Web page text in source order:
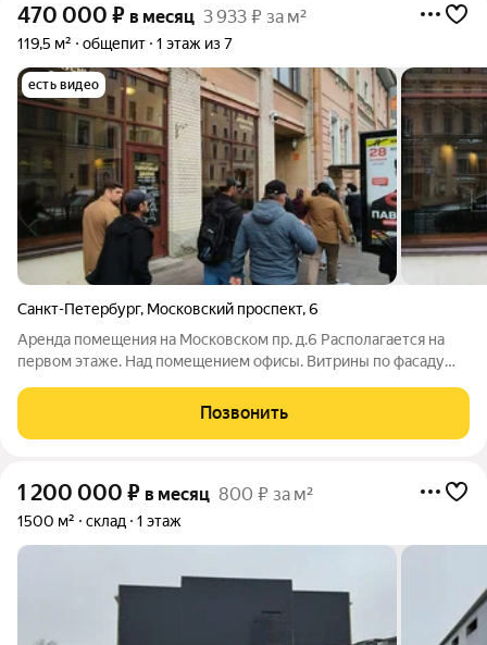
470 000 ₽ в месяц 3 933 ₽ за м²
119,5 м² общепит 1 этаж из 7
есть видео
Санкт-Петербург, Московский проспект,6
Аренда помещения на Московском пр. д.6 Располагается на
первом этаже. Над помещением офисы. Витрины по фасаду
Приточно-вытяжная вентиляция (свеча) Общая площадь - 119,5
Позвонить
1 200 000 ₽ в месяц 800 ₽ за м²
1500 м² склад 1 этаж